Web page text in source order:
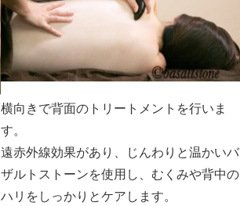
横向きで背面のトリートメントを行いま
す。
遠赤外線効果があり、じんわりと温かいバ
ザルトストーンを使用し、むくみや背中の
ハリをしっかりとケアします。